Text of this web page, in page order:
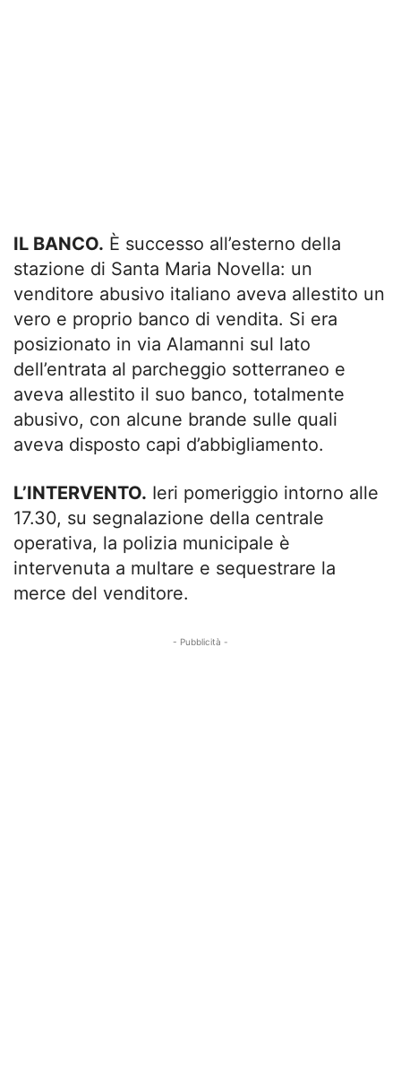
IL BANCO. È successo all’esterno della
stazione di Santa Maria Novella: un
venditore abusivo italiano aveva allestito un
vero e proprio banco di vendita. Si era
posizionato in via Alamanni sul lato
dell’entrata al parcheggio sotterraneo e
aveva allestito il suo banco, totalmente
abusivo, con alcune brande sulle quali
aveva disposto capi d’abbigliamento.
L’INTERVENTO. Ieri pomeriggio intorno alle
17.30, su segnalazione della centrale
operativa, la polizia municipale è
intervenuta a multare e sequestrare la
merce del venditore.
- Pubblicità -